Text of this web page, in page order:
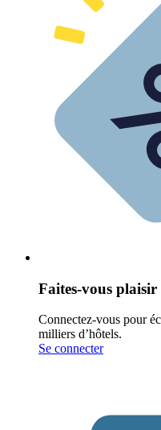
Faites-vous plaisir
Connectez-vous pour
milliers d’hôtels.
Se connecter